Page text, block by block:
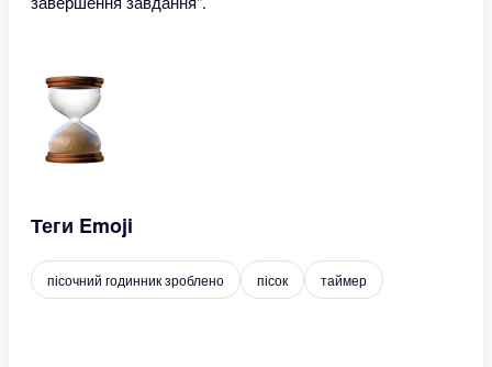
Теги Emoji
пісочний годинник зроблено пісок таймер